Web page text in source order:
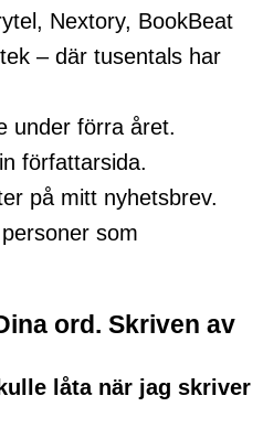
Nextory, BookBeat
– där tusentals har
under förra året.
författarsida.
på mitt nyhetsbrev.
som
ord. Skriven av
låta när jag skriver